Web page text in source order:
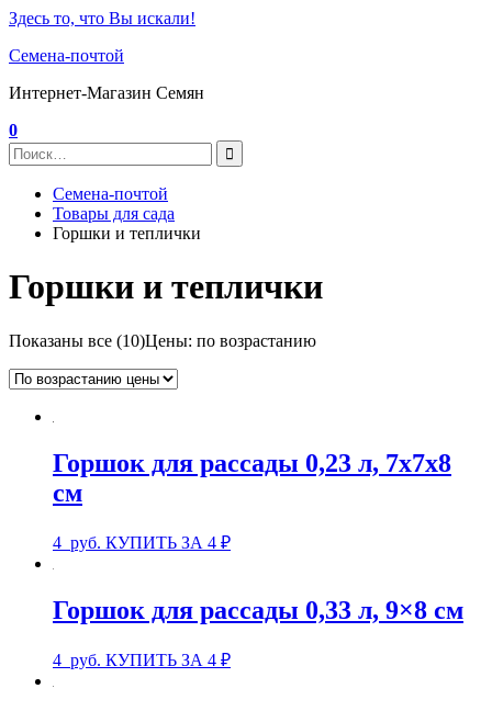
Здесь то, что Вы искали!
Семена-почтой
Интернет-Магазин Семян
0
Семена-почтой
Товары для сада
Горшки и теплички
Горшки и теплички
Показаны все (10)Цены: по возрастанию
Горшок для рассады 0,23 л, 7x7x8
см
4 руб. КУПИТЬ ЗА 4 ₽
Горшок для рассады 0,33 л, 9×8 см
4 руб. КУПИТЬ ЗА 4 ₽